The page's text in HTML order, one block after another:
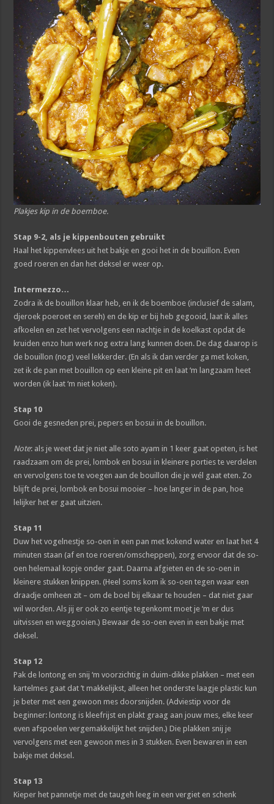
Plakjes kip in de boemboe.
Stap 9-2, als je kippenbouten gebruikt
Haal het kippenvlees uit het bakje en gooi het in de bouillon. Even
goed roeren en dan het deksel er weer op.
Intermezzo…
Zodra ik de bouillon klaar heb, en ik de boemboe (inclusief de salam,
djeroek poeroet en sereh) en de kip er bij heb gegooid, laat ik alles
afkoelen en zet het vervolgens een nachtje in de koelkast opdat de
kruiden enzo hun werk nog extra lang kunnen doen. De dag daarop is
de bouillon (nog) veel lekkerder. (En als ik dan verder ga met koken,
zet ik de pan met bouillon op een kleine pit en laat ‘m langzaam heet
worden (ik laat ‘m niet koken).
Stap 10
Gooi de gesneden prei, pepers en bosui in de bouillon.
Note: als je weet dat je niet alle soto ayam in 1 keer gaat opeten, is het
raadzaam om de prei, lombok en bosui in kleinere porties te verdelen
en vervolgens toe te voegen aan de bouillon die je wél gaat eten. Zo
blijft de prei, lombok en bosui mooier – hoe langer in de pan, hoe
lelijker het er gaat uitzien.
Stap 11
Duw het vogelnestje so-oen in een pan met kokend water en laat het 4
minuten staan (af en toe roeren/omscheppen), zorg ervoor dat de so-
oen helemaal kopje onder gaat. Daarna afgieten en de so-oen in
kleinere stukken knippen. (Heel soms kom ik so-oen tegen waar een
draadje omheen zit – om de boel bij elkaar te houden – dat niet gaar
wil worden. Als jij er ook zo eentje tegenkomt moet je ‘m er dus
uitvissen en weggooien.) Bewaar de so-oen even in een bakje met
deksel.
Stap 12
Pak de lontong en snij ‘m voorzichtig in duim-dikke plakken – met een
kartelmes gaat dat ’t makkelijkst, alleen het onderste laagje plastic kun
je beter met een gewoon mes doorsnijden. (Adviestip voor de
beginner: lontong is kleefrijst en plakt graag aan jouw mes, elke keer
even afspoelen vergemakkelijkt het snijden.) Die plakken snij je
vervolgens met een gewoon mes in 3 stukken. Even bewaren in een
bakje met deksel.
Stap 13
Kieper het pannetje met de taugeh leeg in een vergiet en schenk